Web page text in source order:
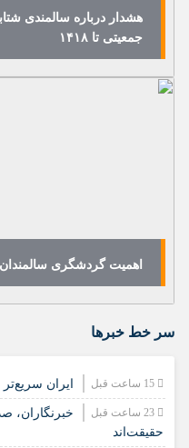
هشدار درباره سالمندی
جمعیتی تا ۱۴۱۸
اهمیت گردشگری
سر خط خبرها
ایران سریع‌تر
خبرنگاران،
حقیقت‌اند